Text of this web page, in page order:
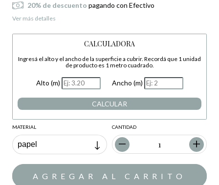
20% de descuento pagando con Efectivo
Ver más detalles
CALCULADORA
Ingresá el alto y el ancho de la superficie a cubrir. Recordá que 1 unidad
de producto es 1 metro cuadrado.
Alto (m) Ancho (m)
CALCULAR
MATERIAL CANTIDAD